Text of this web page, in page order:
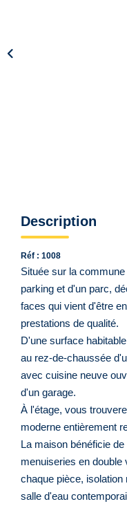
Description
Réf : 1008
Située sur la
parking et d'un parc,
faces qui vient d'être
prestations de qualité.
D'une surface
au rez-de-chaussée
avec cuisine neuve
d'un garage.
À l'étage, vous
moderne entièrement
La maison bénéficie
menuiseries en double
chaque pièce, isolation
salle d'eau